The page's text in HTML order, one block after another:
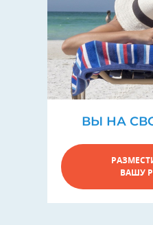
ВЫ НА
ВАШУ